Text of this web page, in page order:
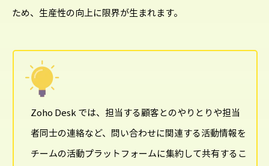
ため、生産性の向上に限界が生まれます。
Zoho Desk では、担当する顧客とのやりとりや担当
者同士の連絡など、問い合わせに関連する活動情報を
チームの活動プラットフォームに集約して共有するこ